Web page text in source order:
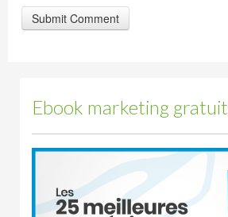
Ebook marketing gratuit